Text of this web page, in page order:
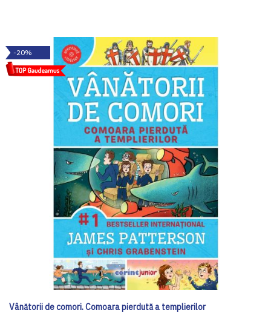
-20%
Vânătorii de comori. Comoara pierdută a templierilor